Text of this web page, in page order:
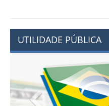
UTILIDADE PÚBLICA